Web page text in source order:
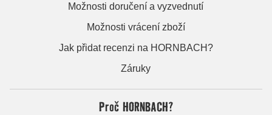
Možnosti doručení a vyzvednutí
Možnosti vrácení zboží
Jak přidat recenzi na HORNBACH?
Záruky
Proč HORNBACH?